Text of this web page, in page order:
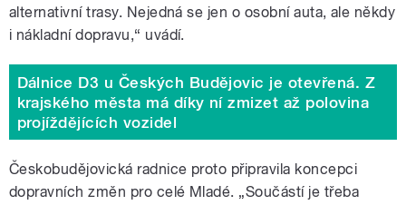
alternativní trasy. Nejedná se jen o osobní auta, ale někdy
i nákladní dopravu,“ uvádí.
Dálnice D3 u Českých Budějovic je otevřená. Z
krajského města má díky ní zmizet až polovina
projíždějících vozidel
Českobudějovická radnice proto připravila koncepci
dopravních změn pro celé Mladé. „Součástí je třeba